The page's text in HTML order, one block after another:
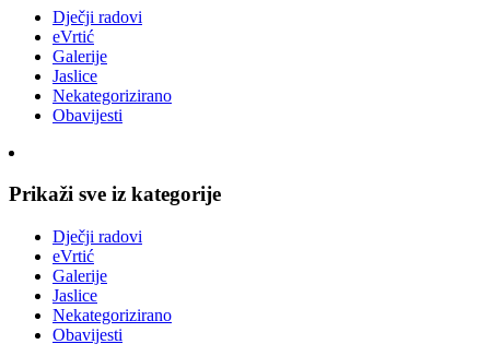
Dječji radovi
eVrtić
Galerije
Jaslice
Nekategorizirano
Obavijesti
Prikaži sve iz kategorije
Dječji radovi
eVrtić
Galerije
Jaslice
Nekategorizirano
Obavijesti